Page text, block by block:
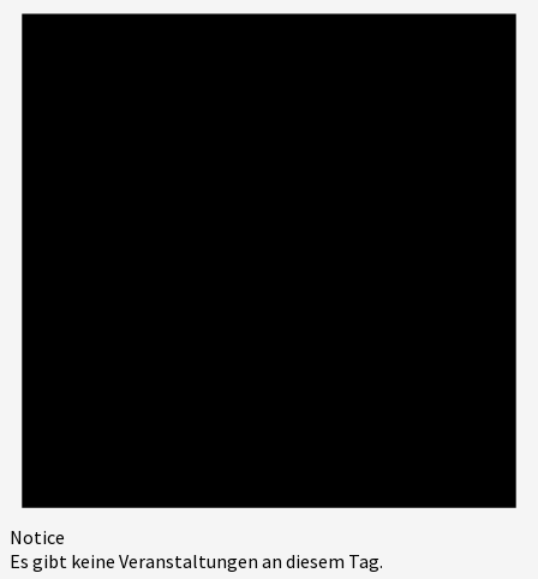
Notice
Es gibt keine Veranstaltungen an diesem Tag.